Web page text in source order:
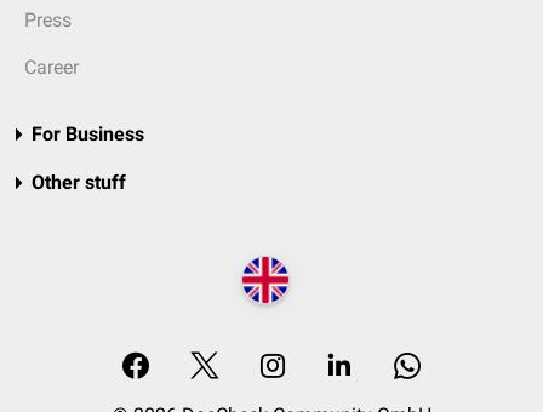
Press
Career
For Business
Other stuff